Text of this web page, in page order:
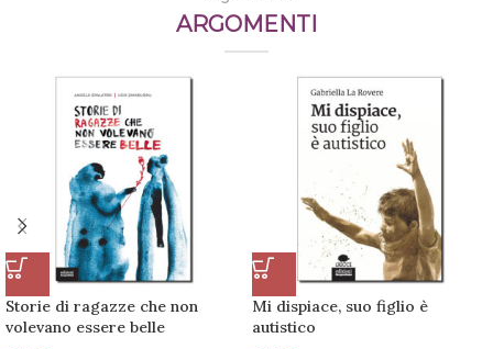
ARGOMENTI
Storie di ragazze che non
volevano essere belle
Mi dispiace, suo figlio è
autistico